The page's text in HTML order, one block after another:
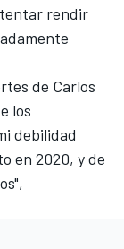
rendir
de Carlos
los
debilidad
en 2020, y de